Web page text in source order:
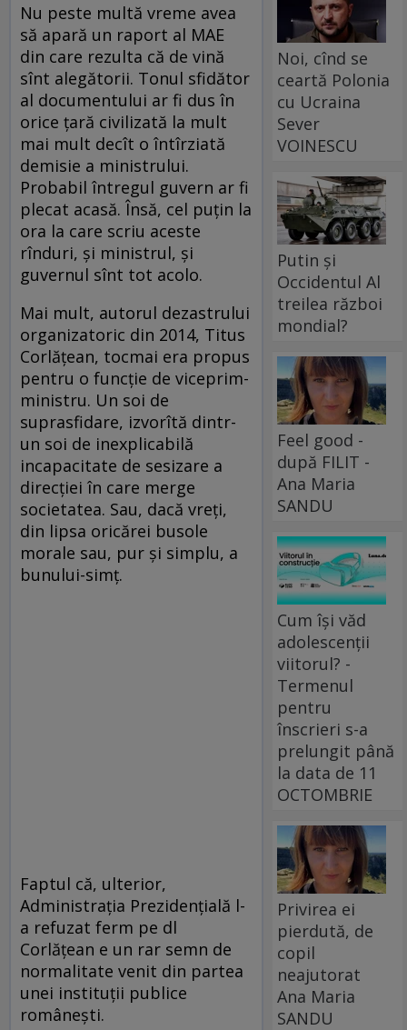
Nu peste multă vreme avea
să apară un raport al MAE
din care rezulta că de vină
sînt alegătorii. Tonul sfidător
al documentului ar fi dus în
orice țară civilizată la mult
mai mult decît o întîrziată
demisie a ministrului.
Probabil întregul guvern ar fi
plecat acasă. Însă, cel puțin la
ora la care scriu aceste
rînduri, și ministrul, și
guvernul sînt tot acolo.
Mai mult, autorul dezastrului
organizatoric din 2014, Titus
Corlățean, tocmai era propus
pentru o funcție de viceprim-
ministru. Un soi de
suprasfidare, izvorîtă dintr-
un soi de inexplicabilă
incapacitate de sesizare a
direcției în care merge
societatea. Sau, dacă vreți,
din lipsa oricărei busole
morale sau, pur și simplu, a
bunului-simț.
Faptul că, ulterior,
Administrația Prezidențială l-
a refuzat ferm pe dl
Corlățean e un rar semn de
normalitate venit din partea
unei instituții publice
românești.
Noi, cînd se
ceartă Polonia
cu Ucraina
Sever
VOINESCU
Putin și
Occidentul Al
treilea război
mondial?
Feel good -
după FILIT -
Ana Maria
SANDU
Cum își văd
adolescenții
viitorul? -
Termenul
pentru
înscrieri s-a
prelungit până
la data de 11
OCTOMBRIE
Privirea ei
pierdută, de
copil
neajutorat
Ana Maria
SANDU